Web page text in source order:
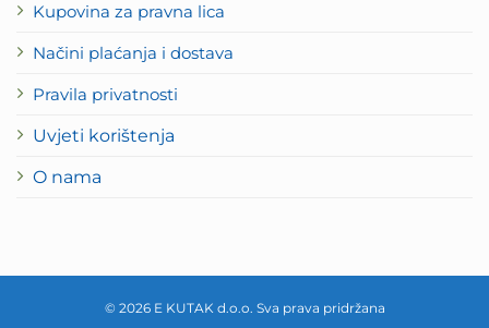
Kupovina za pravna lica
Načini plaćanja i dostava
Pravila privatnosti
Uvjeti korištenja
O nama
© 2026 E KUTAK d.o.o. Sva prava pridržana